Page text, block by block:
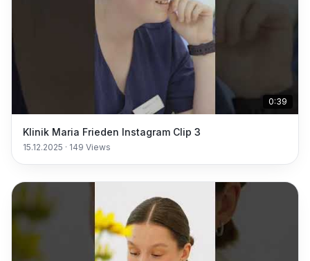
0:39
Klinik Maria Frieden Instagram Clip 3
15.12.2025 · 149 Views